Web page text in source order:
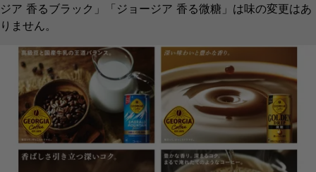
ジア 香るブラック」「ジョージア 香る微糖」は味の変更はあ
りません。